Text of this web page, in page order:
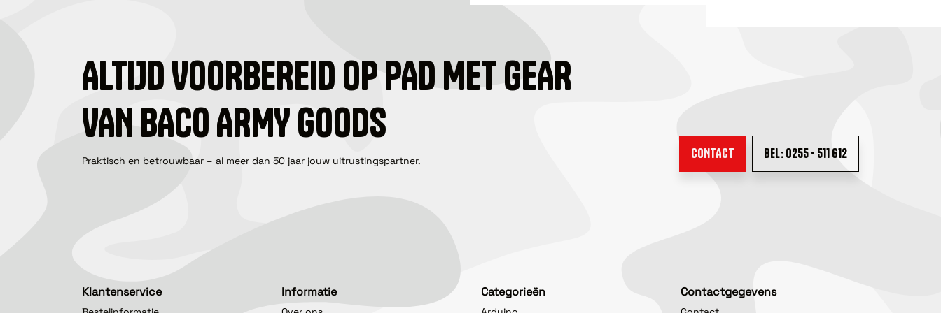
ALTIJD VOORBEREID OP PAD MET GEAR
VAN BACO ARMY GOODS
Praktisch en betrouwbaar – al meer dan 50 jaar jouw uitrustingspartner. CONTACT BEL: 0255 - 511 612
Klantenservice Informatie Categorieën Contactgegevens